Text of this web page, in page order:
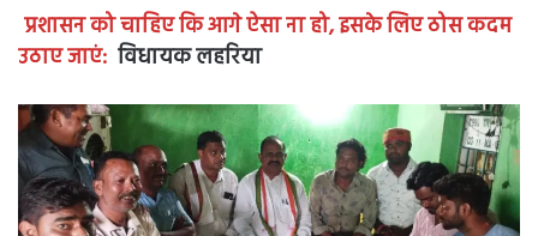
प्रशासन को चाहिए कि आगे ऐसा ना हो, इसके लिए ठोस कदम
उठाए जाएं: विधायक लहरिया